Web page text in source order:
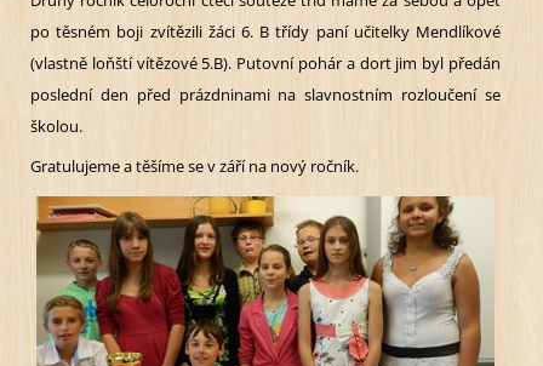
po těsném boji zvítězili žáci 6. B třídy paní učitelky Mendlíkové
(vlastně loňští vítězové 5.B). Putovní pohár a dort jim byl předán
poslední den před prázdninami na slavnostním rozloučení se
školou.
Gratulujeme a těšíme se v září na nový ročník.